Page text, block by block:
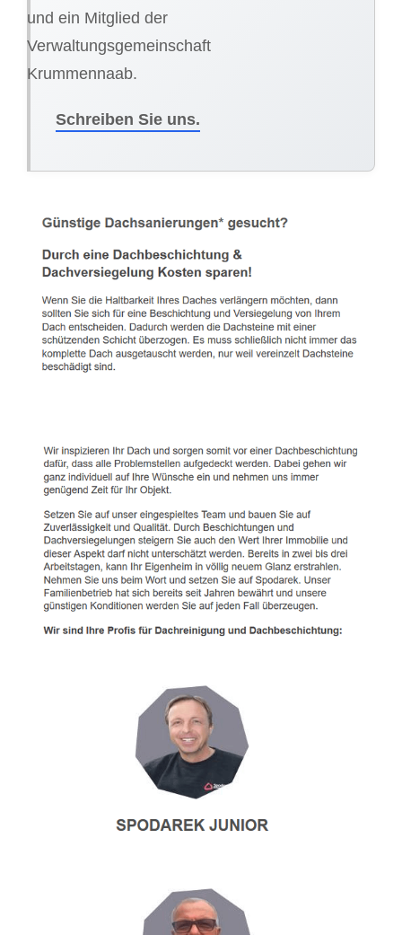
und ein Mitglied der
Verwaltungsgemeinschaft
Krummennaab.
Schreiben Sie uns.